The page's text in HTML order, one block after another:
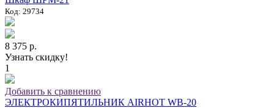
Код: 29734
8 375 р.
Узнать скидку!
1
Добавить к сравнению
ЭЛЕКТРОКИПЯТИЛЬНИК AIRHOT WB-20